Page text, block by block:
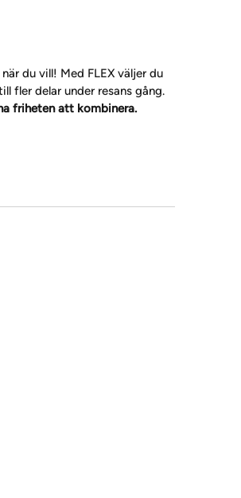
du vill! Med FLEX väljer du
fler delar under resans gång.
friheten att kombinera.